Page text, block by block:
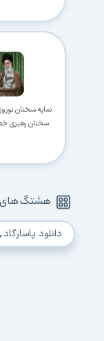
نمایه سخنان
سخنان رهبری
هشتگ های
دانلود پاسارگاد,